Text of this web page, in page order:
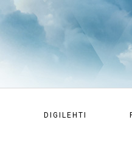
DIGILEHTI